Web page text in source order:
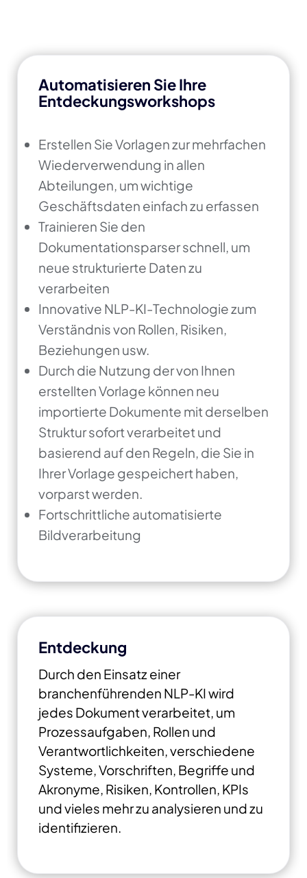
Automatisieren Sie Ihre
Entdeckungsworkshops
Erstellen Sie Vorlagen zur mehrfachen
Wiederverwendung in allen
Abteilungen, um wichtige
Geschäftsdaten einfach zu erfassen
Trainieren Sie den
Dokumentationsparser schnell, um
neue strukturierte Daten zu
verarbeiten
Innovative NLP-KI-Technologie zum
Verständnis von Rollen, Risiken,
Beziehungen usw.
Durch die Nutzung der von Ihnen
erstellten Vorlage können neu
importierte Dokumente mit derselben
Struktur sofort verarbeitet und
basierend auf den Regeln, die Sie in
Ihrer Vorlage gespeichert haben,
vorparst werden.
Fortschrittliche automatisierte
Bildverarbeitung
Entdeckung
Durch den Einsatz einer
branchenführenden NLP-KI wird
jedes Dokument verarbeitet, um
Prozessaufgaben, Rollen und
Verantwortlichkeiten, verschiedene
Systeme, Vorschriften, Begriffe und
Akronyme, Risiken, Kontrollen, KPIs
und vieles mehr zu analysieren und zu
identifizieren.